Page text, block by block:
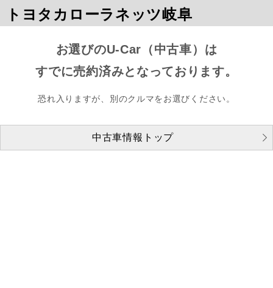
トヨタカローラネッツ岐阜
お選びのU-Car（中古車）は
すでに売約済みとなっております。
恐れ入りますが、別のクルマをお選びください。
中古車情報トップ